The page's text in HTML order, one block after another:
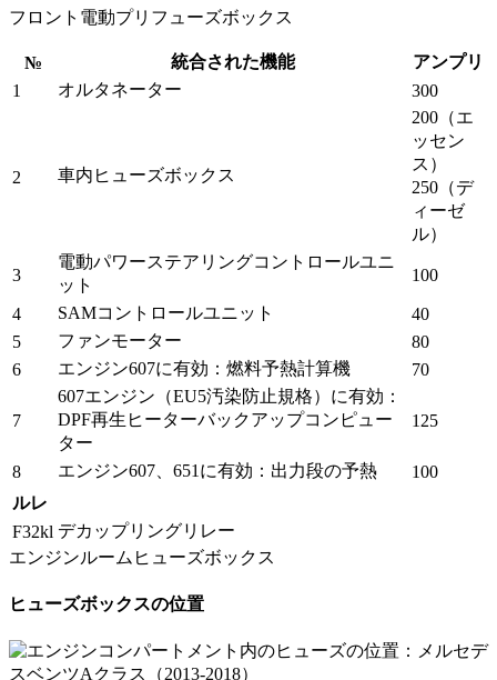
フロント電動プリフューズボックス
№ 統合された機能
アンプリ
1
オルタネーター 300
2 車内ヒューズボックス
200（エ
ッセン
ス）
250（デ
ィーゼ
ル）
3
電動パワーステアリングコントロールユニ
ット
100
4 SAMコントロールユニット
40
5
ファンモーター
80
6
エンジン607に有効：燃料予熱計算機 70
7
607エンジン（EU5汚染防止規格）に有効：
DPF再生ヒータ​​ーバックアップコンピュー
ター
125
8 エンジン607、651に有効：出力段の予熱
100
ルレ
F32kl デカップリングリレー
エンジンルームヒューズボックス
ヒューズボックスの位置